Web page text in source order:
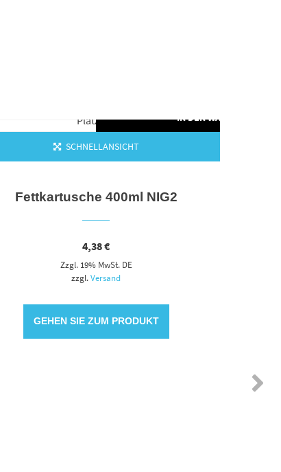
IN DEN WARENKORB
SCHNELLANSICHT
Fettkartusche 400ml NIG2
4,38€
Zzgl. 19% MwSt. DE
zzgl.Versand
GEHEN SIE ZUM PRODUKT